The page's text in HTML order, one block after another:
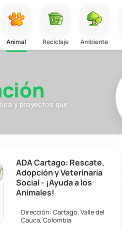
Animal Reciclaje Ambiente
y proyectos que
ADA Cartago: Rescate,
Adopción y Veterinaria
Social - ¡Ayuda a los
Animales!
Dirección:Cartago.Valle del
Cauca,Colombia